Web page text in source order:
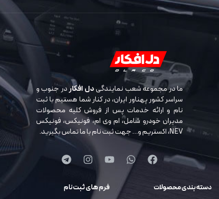
ما در مجموعه شعب نمایندگیدل افکاردر جنوب و
سراسر کشور پهناور ایران، در کنار شما هستیم با ثبت
نام و ارائه خدمات پس از فروش کلیه محصولات
مدیران خودرو شامل، ام وی ام، فونیکس، فونیکس
NEV، اکستریم و… جهت ثبت نام با ما تماس بگیرید.
دسته بندی محصولات فرم های ثبت نام